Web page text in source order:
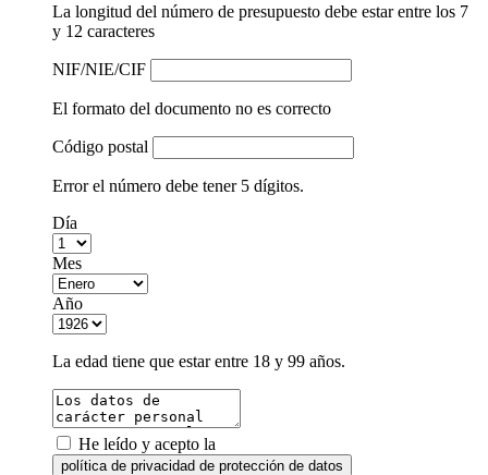
La longitud del número de presupuesto debe estar entre los 7
y 12 caracteres
NIF/NIE/CIF
El formato del documento no es correcto
Código postal
Error el número debe tener 5 dígitos.
Día
Mes
Año
La edad tiene que estar entre 18 y 99 años.
He leído y acepto la
política de privacidad de protección de datos